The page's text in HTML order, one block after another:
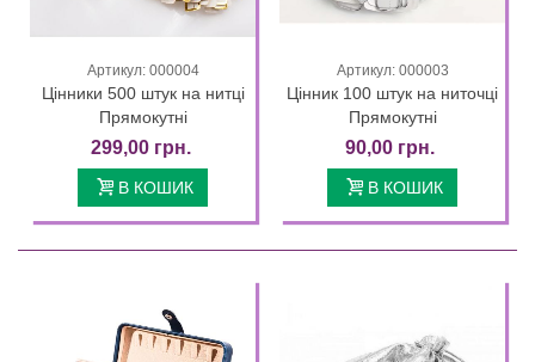
Артикул: 000004
Цінники 500 штук на нитці
Прямокутні
299,00 грн.
В КОШИК
Артикул: 000003
Цінник 100 штук на ниточці
Прямокутні
90,00 грн.
В КОШИК